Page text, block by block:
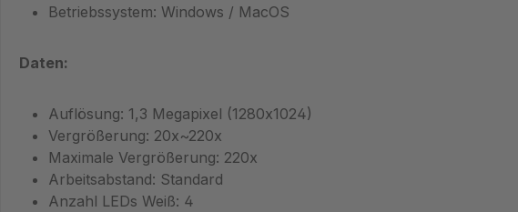
Betriebssystem: Windows / MacOS
Daten:
Auflösung: 1,3 Megapixel (1280x1024)
Vergrößerung: 20x~220x
Maximale Vergrößerung: 220x
Arbeitsabstand: Standard
Anzahl LEDs Weiß: 4